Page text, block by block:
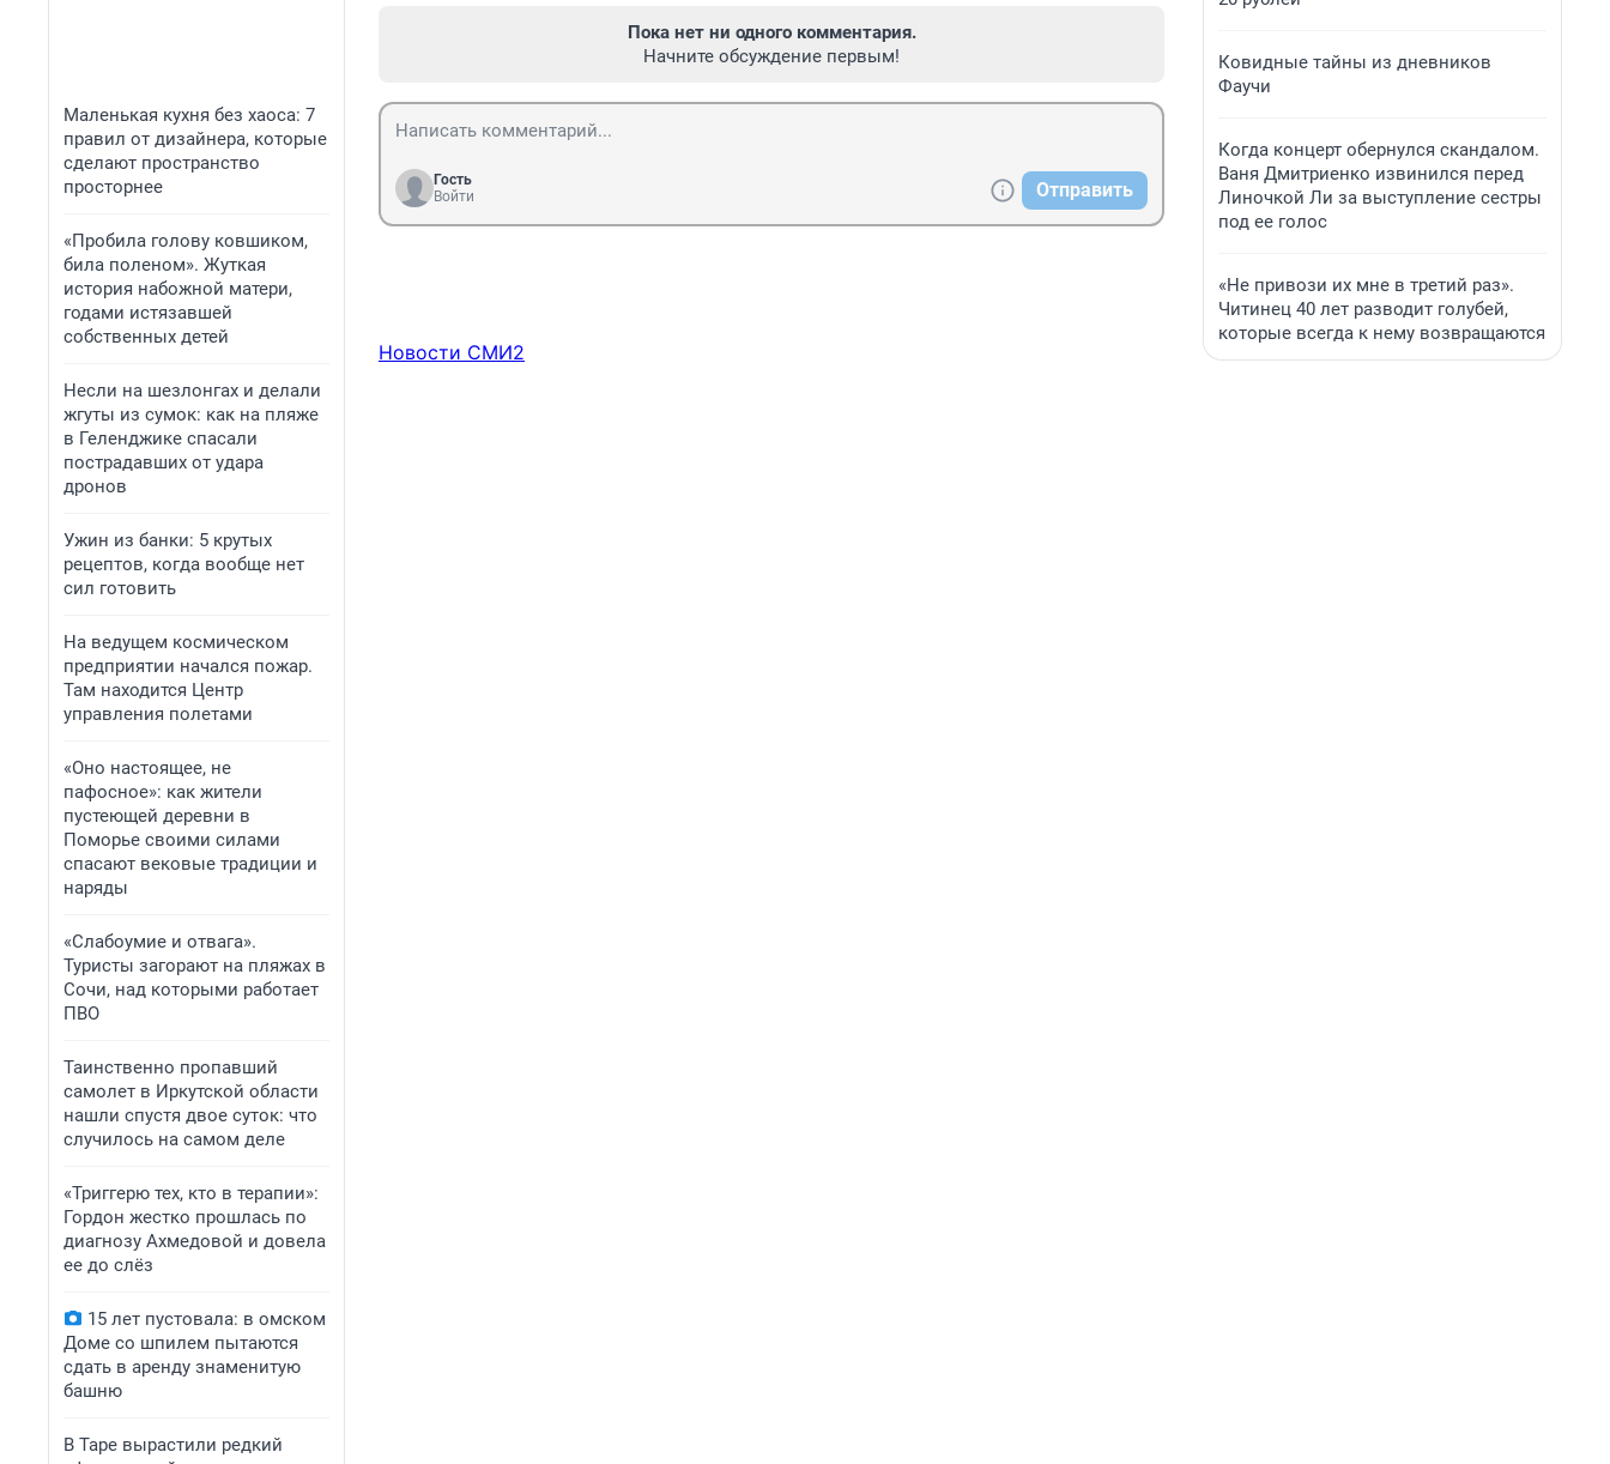
Маленькая кухня без хаоса: 7
правил от дизайнера, которые
сделают пространство
просторнее
«Пробила голову ковшиком,
била поленом». Жуткая
история набожной матери,
годами истязавшей
собственных детей
Несли на шезлонгах и делали
жгуты из сумок: как на пляже
в Геленджике спасали
пострадавших от удара
дронов
Ужин из банки: 5 крутых
рецептов, когда вообще нет
сил готовить
На ведущем космическом
предприятии начался пожар.
Там находится Центр
управления полетами
«Оно настоящее, не
пафосное»: как жители
пустеющей деревни в
Поморье своими силами
спасают вековые традиции и
наряды
«Слабоумие и отвага».
Туристы загорают на пляжах в
Сочи, над которыми работает
ПВО
Таинственно пропавший
самолет в Иркутской области
нашли спустя двое суток: что
случилось на самом деле
«Триггерю тех, кто в терапии»:
Гордон жестко прошлась по
диагнозу Ахмедовой и довела
ее до слёз
15 лет пустовала: в омском
Доме со шпилем пытаются
сдать в аренду знаменитую
башню
В Таре вырастили редкий
Пока нет ни одного комментария.
Начните обсуждение первым!
Гость
Войти
Отправить
Новости СМИ2
Ковидные тайны из дневников
Фаучи
Когда концерт обернулся скандалом.
Ваня Дмитриенко извинился перед
Линочкой Ли за выступление сестры
под ее голос
«Не привози их мне в третий раз».
Читинец 40 лет разводит голубей,
которые всегда к нему возвращаются